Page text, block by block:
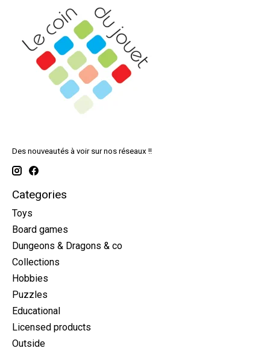
Des nouveautés à voir sur nos réseaux !!
Categories
Toys
Board games
Dungeons & Dragons & co
Collections
Hobbies
Puzzles
Educational
Licensed products
Outside